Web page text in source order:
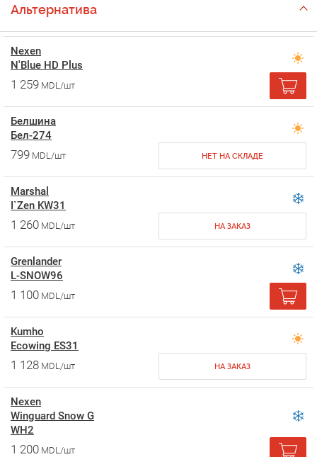
Альтернатива
Nexen
N'Blue HD Plus
1 259 MDL/шт
Белшина
Бел-274
799 MDL/шт НЕТ НА СКЛАДЕ
Marshal
I`Zen KW31
1 260 MDL/шт НА ЗАКАЗ
Grenlander
L-SNOW96
1 100 MDL/шт
Kumho
Ecowing ES31
1 128 MDL/шт НА ЗАКАЗ
Nexen
Winguard Snow G
WH2
1 200 MDL/шт